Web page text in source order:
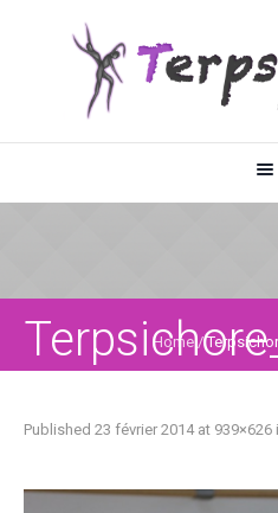
Home /
Published 23 février 2014at 939×626